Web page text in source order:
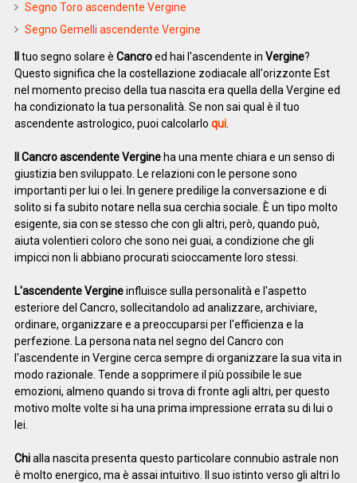
Segno Toro ascendente Vergine
Segno Gemelli ascendente Vergine
tuo segno solare è Cancroed hai l'ascendente in Vergine?
Questo significa che la costellazione zodiacale all'orizzonte Est
nel momento preciso della tua nascita era quella della Vergine ed
ha condizionato la tua personalità. Se non sai qual è il tuo
ascendente astrologico, puoi calcolarlo qui.
Il Cancro ascendente Vergineha una mente chiara e un senso di
giustizia ben sviluppato. Le relazioni con le persone sono
importanti per lui o lei. In genere predilige la conversazione e di
solito si fa subito notare nella sua cerchia sociale. È un tipo molto
esigente, sia con se stesso che con gli altri, però, quando può,
aiuta volentieri coloro che sono nei guai, a condizione che gli
impicci non li abbiano procurati scioccamente loro stessi.
L'ascendente Vergineinfluisce sulla personalità e l'aspetto
esteriore del Cancro, sollecitandolo ad analizzare, archiviare,
ordinare, organizzare e a preoccuparsi per l'efficienza e la
perfezione. La persona nata nel segno del Cancro con
l'ascendente in Vergine cerca sempre di organizzare la sua vita in
modo razionale. Tende a sopprimere il più possibile le sue
emozioni, almeno quando si trova di fronte agli altri, per questo
motivo molte volte si ha una prima impressione errata su di lui o
lei.
Chialla nascita presenta questo particolare connubio astrale non
è molto energico, ma è assai intuitivo. Il suo istinto verso gli altri lo